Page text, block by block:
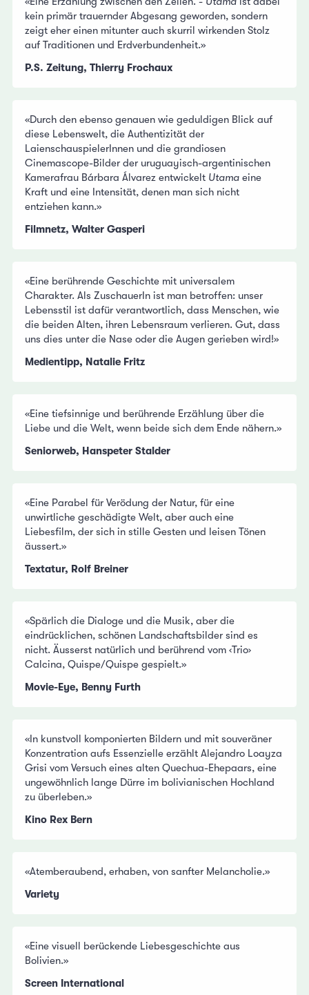
kein primär trauernder Abgesang geworden, sondern
zeigt eher einen mitunter auch skurril wirkenden Stolz
auf Traditionen und Erdverbundenheit.»
P.S. Zeitung, Thierry Frochaux
«Durch den ebenso genauen wie geduldigen Blick auf
diese Lebenswelt, die Authentizität der
LaienschauspielerInnen und die grandiosen
Cinemascope-Bilder der uruguayisch-argentinischen
Kamerafrau Bárbara Álvarez entwickelt Utama eine
Kraft und eine Intensität, denen man sich nicht
entziehen kann.»
Filmnetz, Walter Gasperi
«Eine berührende Geschichte mit universalem
Charakter. Als ZuschauerIn ist man betroffen: unser
Lebensstil ist dafür verantwortlich, dass Menschen, wie
die beiden Alten, ihren Lebensraum verlieren. Gut, dass
uns dies unter die Nase oder die Augen gerieben wird!»
Medientipp, Natalie Fritz
«Eine tiefsinnige und berührende Erzählung über die
Liebe und die Welt, wenn beide sich dem Ende nähern.»
Seniorweb, Hanspeter Stalder
«Eine Parabel für Verödung der Natur, für eine
unwirtliche geschädigte Welt, aber auch eine
Liebesfilm, der sich in stille Gesten und leisen Tönen
äussert.»
Textatur, Rolf Breiner
«Spärlich die Dialoge und die Musik, aber die
eindrücklichen, schönen Landschaftsbilder sind es
nicht. Äusserst natürlich und berührend vom ‹Trio›
Calcina, Quispe/Quispe gespielt.»
Movie-Eye, Benny Furth
«In kunstvoll komponierten Bildern und mit souveräner
Konzentration aufs Essenzielle erzählt Alejandro Loayza
Grisi vom Versuch eines alten Quechua-Ehepaars, eine
ungewöhnlich lange Dürre im bolivianischen Hochland
zu überleben.»
Kino Rex Bern
«Atemberaubend, erhaben, von sanfter Melancholie.»
Variety
«Eine visuell berückende Liebesgeschichte aus
Bolivien.»
Screen International